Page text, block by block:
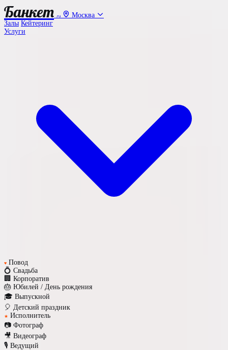
Банкет .ru
Москва
Залы Кейтеринг
Услуги
♥ Повод
💍 Свадьба
🏢 Корпоратив
🎂 Юбилей / День рождения
🎓 Выпускной
🎈 Детский праздник
★ Исполнитель
📷 Фотограф
🎥 Видеограф
🎙️ Ведущий